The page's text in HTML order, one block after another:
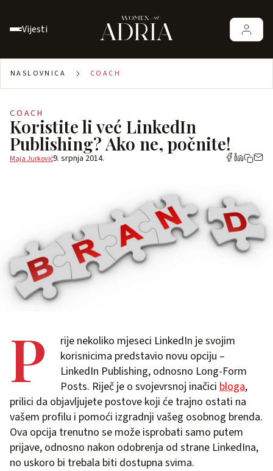
Vijesti
NASLOVNICA COACH
COACH
Koristite li već LinkedIn
Publishing? Ako ne, počnite!
Maja Jurković9. srpnja 2014.
P
rije nekoliko mjeseci LinkedIn je svojim
korisnicima predstavio novu opciju –
LinkedIn Publishing, odnosno Long-Form
Posts. Riječ je o svojevrsnoj inačici bloga,
prilici da objavljujete postove koji će trajno ostati na
vašem profilu i pomoći izgradnji vašeg osobnog brenda.
Ova opcija trenutno se može isprobati samo putem
prijave, odnosno nakon odobrenja od strane LinkedIna,
no uskoro bi trebala biti dostupna svima.